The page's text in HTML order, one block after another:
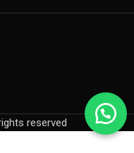
reserved